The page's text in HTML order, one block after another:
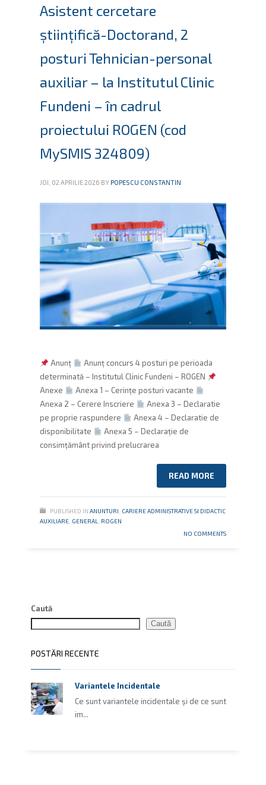
Asistent cercetare
științifică-Doctorand, 2
posturi Tehnician-personal
auxiliar – la Institutul Clinic
Fundeni – în cadrul
proiectului ROGEN (cod
MySMIS 324809)
JOI, 02 APRILIE 2026 BY POPESCU CONSTANTIN
Anunț
Anunț concurs 4 posturi pe perioada
determinată – Institutul Clinic Fundeni – ROGEN
Anexe
Anexa 1 – Cerințe posturi vacante
Anexa 2 – Cerere Inscriere
Anexa 3 – Declaratie
pe proprie raspundere
Anexa 4 – Declaratie de
disponibilitate
Anexa 5 – Declarație de
consimțământ privind prelucrarea
READ MORE
PUBLISHED IN ANUNTURI, CARIERE ADMINISTRATIVE SI DIDACTIC
AUXILIARE, GENERAL, ROGEN
NO COMMENTS
Caută
Caută
POSTĂRI RECENTE
Variantele Incidentale
Ce sunt variantele incidentale și de ce sunt
im...